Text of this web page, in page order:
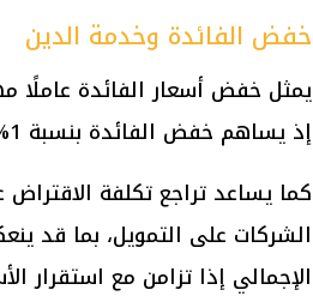
خفض الفائدة وخدمة الدين
يمثل خفض أسعار الفائدة عاملًا
إذ يساهم خفض الفائدة بنسبة 1% في تقليل الأعباء بنحو 70 مليار جنيه.
كما يساعد تراجع تكلفة
الشركات على التمويل، بما قد
الإجمالي إذا تزامن مع استقرار